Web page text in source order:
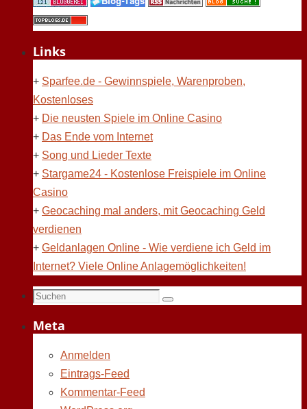
Links
+ Sparfee.de - Gewinnspiele, Warenproben,
Kostenloses
+ Die neusten Spiele im Online Casino
+ Das Ende vom Internet
+ Song und Lieder Texte
+ Stargame24 - Kostenlose Freispiele im Online
Casino
+ Geocaching mal anders, mit Geocaching Geld
verdienen
+ Geldanlagen Online - Wie verdiene ich Geld im
Internet? Viele Online Anlagemöglichkeiten!
Suchen
Suchen
Meta
Anmelden
Eintrags-Feed
Kommentar-Feed